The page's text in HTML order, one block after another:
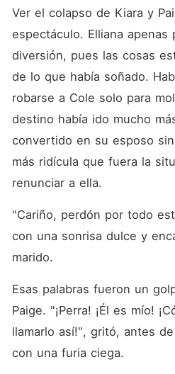
Ver el colapso de Kiara y
espectáculo. Elliana apenas
diversión, pues las cosas
de lo que había soñado.
robarse a Cole solo para
destino había ido mucho
convertido en su esposo
más ridícula que fuera la
renunciar a ella.
"Cariño, perdón por todo
con una sonrisa dulce y
marido.
Esas palabras fueron un
Paige. "¡Perra! ¡Él es mío!
llamarlo así!", gritó, antes
con una furia ciega.